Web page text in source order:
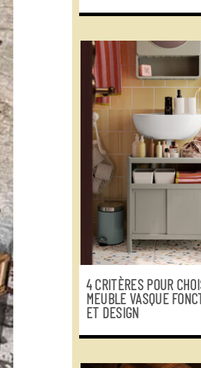
4 CRITÈRES POUR
MEUBLE VASQUE
ET DESIGN